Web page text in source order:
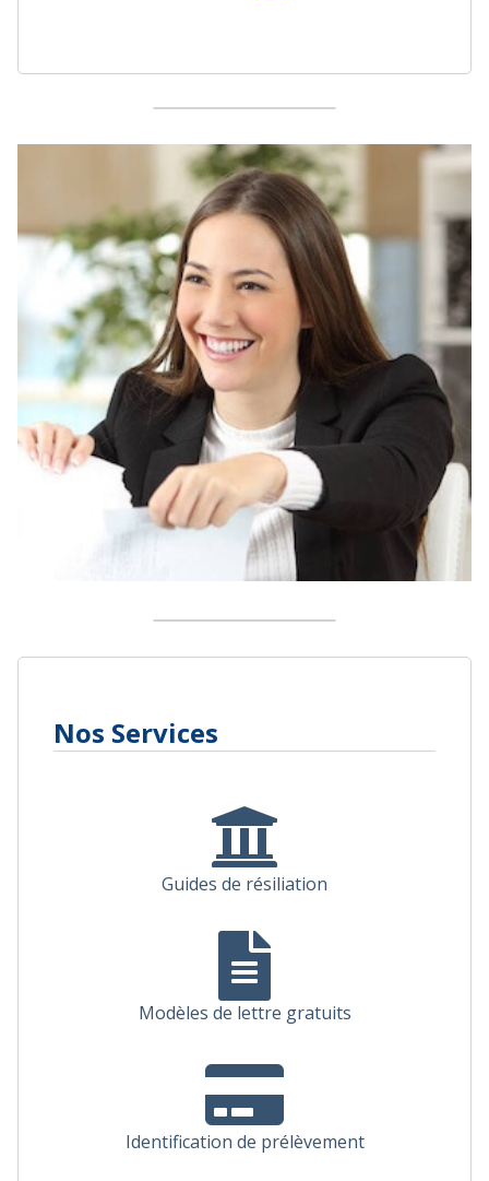
Nos Services
Guides de résiliation
Modèles de lettre gratuits
Identification de prélèvement